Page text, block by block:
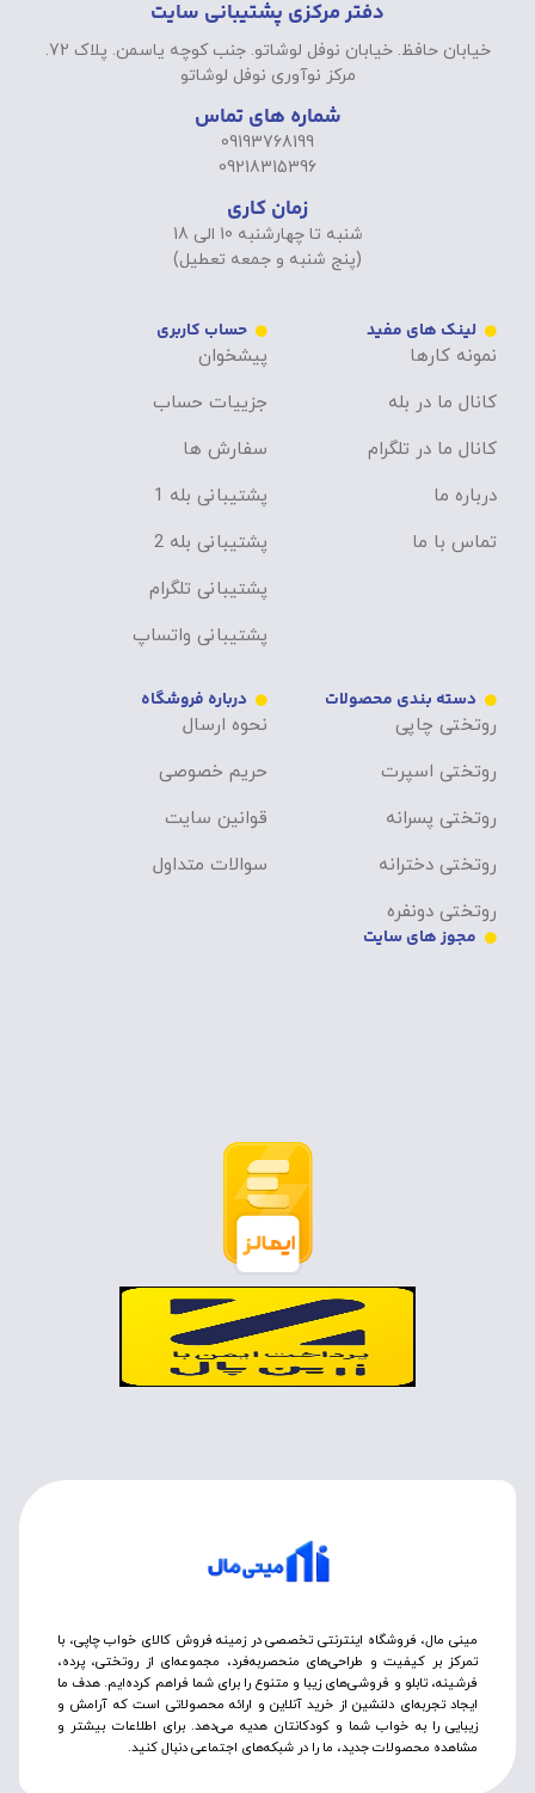
دفتر مرکزی پشتیبانی سایت
خیابان حافظ. خیابان نوفل لوشاتو. جنب کوچه یاسمن. پلاک 72.
مرکز نوآوری نوفل لوشاتو
شماره های تماس
09193768199
09218315396
زمان کاری
شنبه تا چهارشنبه 10 الی 18
(پنج شنبه و جمعه تعطیل)
لینک های مفید
نمونه کارها
کانال ما در بله
کانال ما در تلگرام
درباره ما
تماس با ما
حساب کاربری
پیشخوان
جزییات حساب
سفارش ها
پشتیبانی بله 1
پشتیبانی بله 2
پشتیبانی تلگرام
پشتیبانی واتساپ
دسته بندی محصولات
روتختی چاپی
روتختی اسپرت
روتختی پسرانه
روتختی دخترانه
روتختی دونفره
درباره فروشگاه
نحوه ارسال
حریم خصوصی
قوانین سایت
سوالات متداول
مجوز های سایت
مینی مال، فروشگاه اینترنتی تخصصی در زمینه فروش کالای خواب چاپی، با
تمرکز بر کیفیت و طراحی‌های منحصربه‌فرد، مجموعه‌ای از روتختی‌، پرده،
فرشینه، تابلو و فروشی‌های زیبا و متنوع را برای شما فراهم کرده‌ایم. هدف ما
ایجاد تجربه‌ای دلنشین از خرید آنلاین و ارائه محصولاتی است که آرامش و
زیبایی را به خواب شما و کودکانتان هدیه می‌دهد. برای اطلاعات بیشتر و
مشاهده محصولات جدید، ما را در شبکه‌های اجتماعی دنبال کنید.